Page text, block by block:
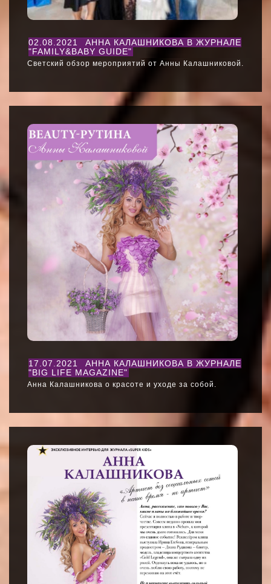
02.08.2021
АННА КАЛАШНИКОВА В ЖУРНАЛЕ
"FAMILY&BABY GUIDE"
Светский обзор мероприятий от Анны Калашниковой.
17.07.2021
АННА КАЛАШНИКОВА В ЖУРНАЛЕ
"BIG LIFE MAGAZINE"
Анна Калашникова о красоте и уходе за собой.